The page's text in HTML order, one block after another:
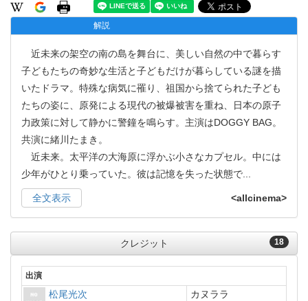
解説
近未来の架空の南の島を舞台に、美しい自然の中で暮らす
子どもたちの奇妙な生活と子どもだけが暮らしている謎を描
いたドラマ。特殊な病気に罹り、祖国から捨てられた子ども
たちの姿に、原発による現代の被爆被害を重ね、日本の原子
力政策に対して静かに警鐘を鳴らす。主演はDOGGY BAG。
共演に緒川たまき。
近未来。太平洋の大海原に浮かぶ小さなカプセル。中には
少年がひとり乗っていた。彼は記憶を失った状態で
全文表示 <allcinema>
18
クレジット
出演
松尾光次 カヌララ